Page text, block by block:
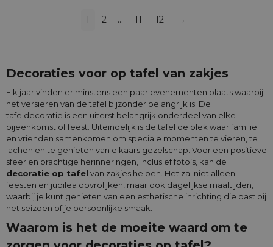
1 2 … 11 12 →
Decoraties voor op tafel van zakjes
Elk jaar vinden er minstens een paar evenementen plaats waarbij
het versieren van de tafel bijzonder belangrijk is. De
tafeldecoratie is een uiterst belangrijk onderdeel van elke
bijeenkomst of feest. Uiteindelijk is de tafel de plek waar familie
en vrienden samenkomen om speciale momenten te vieren, te
lachen en te genieten van elkaars gezelschap. Voor een positieve
sfeer en prachtige herinneringen, inclusief foto’s, kan de
decoratie op tafel van zakjes helpen. Het zal niet alleen
feesten en jubilea opvrolijken, maar ook dagelijkse maaltijden,
waarbij je kunt genieten van een esthetische inrichting die past bij
het seizoen of je persoonlijke smaak.
Waarom is het de moeite waard om te